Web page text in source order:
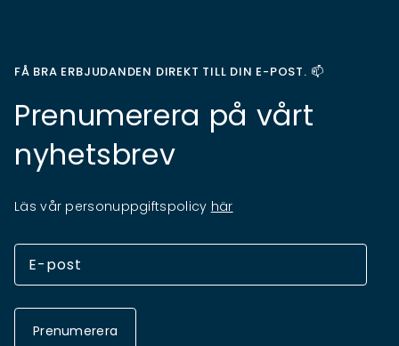
FÅ BRA ERBJUDANDEN DIREKT TILL DIN E-POST. 📫
Prenumerera på vårt
nyhetsbrev
Läs vår personuppgiftspolicy här
Prenumerera